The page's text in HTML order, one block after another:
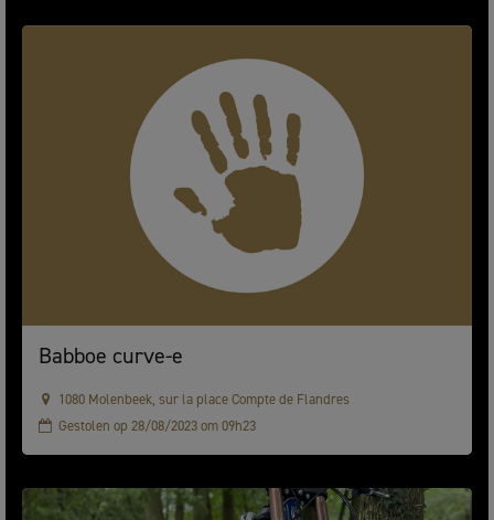
Babboe curve-e
1080 Molenbeek, sur la place Compte de Flandres
Gestolen op 28/08/2023 om 09h23